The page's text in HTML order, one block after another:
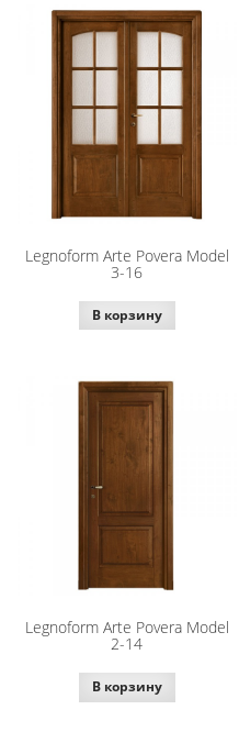
Legnoform Arte Povera Model
3-16
В корзину
Legnoform Arte Povera Model
2-14
В корзину